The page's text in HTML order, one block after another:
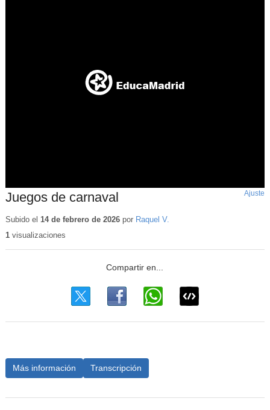
Juegos de carnaval Ajuste
Subido el 14 de febrero de 2026por Raquel V.
1visualizaciones
Más información Transcripción